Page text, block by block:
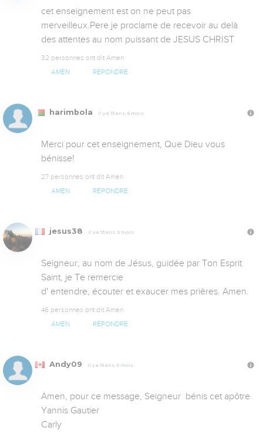
cet enseignement est on ne peut pas
merveilleux.Pere je proclame de recevoir au delà
des attentes au nom puissant de JESUS CHRIST
32 personnes ont dit Amen
AMEN RÉPONDRE
harimbola Il y a 13 ans, 5 mois
Merci pour cet enseignement, Que Dieu vous
bénisse!
27 personnes ont dit Amen
AMEN RÉPONDRE
jesus38 Il y a 13 ans, 5 mois
Seigneur, au nom de Jésus, guidée par Ton Esprit
Saint, je Te remercie
d' entendre, écouter et exaucer mes prières. Amen.
46 personnes ont dit Amen
AMEN RÉPONDRE
Andy09 Il y a 13 ans, 5 mois
Amen, pour ce message, Seigneur  bénis cet apôtre
Yannis Gautier
Carly